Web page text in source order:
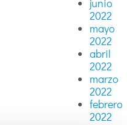
junio
2022
mayo
2022
abril
2022
marzo
2022
febrero
2022